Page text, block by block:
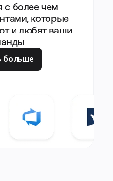
с более чем
которые
и любят ваши
больше